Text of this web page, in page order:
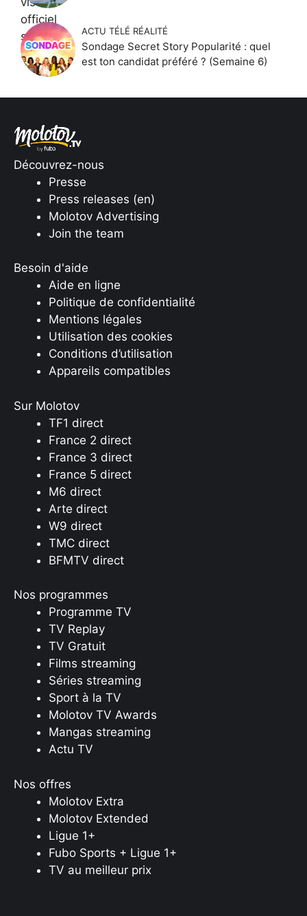
ACTU TÉLÉ RÉALITÉ
Sondage Secret Story Popularité : quel
est ton candidat préféré ? (Semaine 6)
Découvrez-nous
Presse
Press releases (en)
Molotov Advertising
Join the team
Besoin d'aide
Aide en ligne
Politique de confidentialité
Mentions légales
Utilisation des cookies
Conditions d’utilisation
Appareils compatibles
Sur Molotov
TF1 direct
France 2 direct
France 3 direct
France 5 direct
M6 direct
Arte direct
W9 direct
TMC direct
BFMTV direct
Nos programmes
Programme TV
TV Replay
TV Gratuit
Films streaming
Séries streaming
Sport à la TV
Molotov TV Awards
Mangas streaming
Actu TV
Nos offres
Molotov Extra
Molotov Extended
Ligue 1+
Fubo Sports + Ligue 1+
TV au meilleur prix